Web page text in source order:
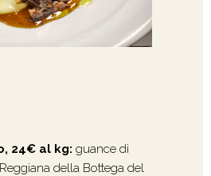
24€ al kg: guance di
della Bottega del